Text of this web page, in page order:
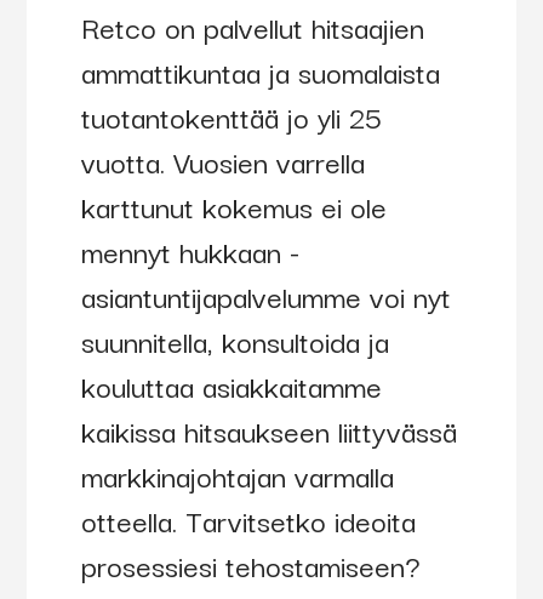
70088
Evermatic
Nahkis
niskasuojalla
hyvin
muotoihin
paikkoihin,
joissa ei
Retco on palvellut hitsaajien
ammattikuntaa ja suomalaista
tuotantokenttää jo yli 25
vuotta. Vuosien varrella
karttunut kokemus ei ole
mennyt hukkaan -
asiantuntijapalvelumme voi nyt
suunnitella, konsultoida ja
kouluttaa asiakkaitamme
kaikissa hitsaukseen liittyvässä
markkinajohtajan varmalla
otteella. Tarvitsetko ideoita
prosessiesi tehostamiseen?